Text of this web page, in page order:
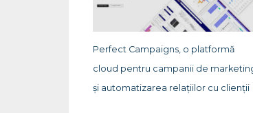
Perfect Campaigns, o platformă
cloud pentru campanii de
și automatizarea relațiilor cu clienții